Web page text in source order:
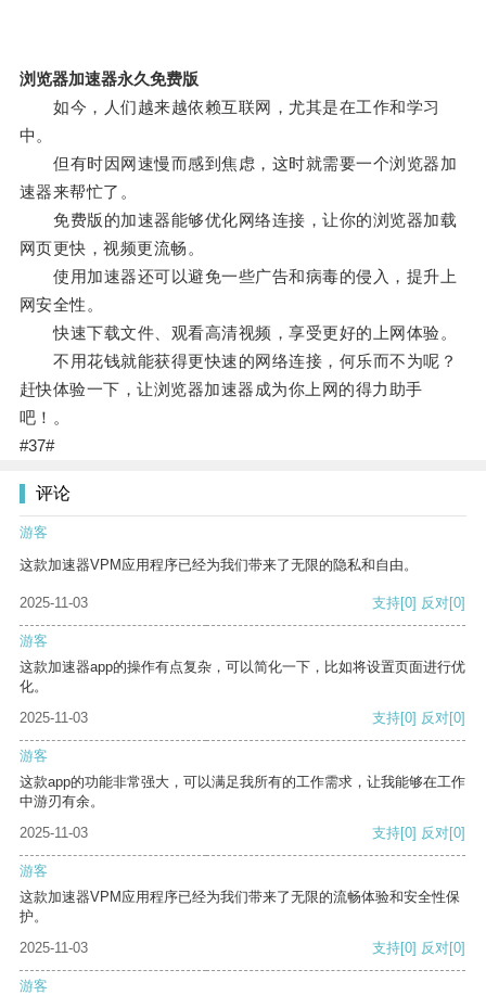
浏览器加速器永久免费版
如今，人们越来越依赖互联网，尤其是在工作和学习
中。
但有时因网速慢而感到焦虑，这时就需要一个浏览器加
速器来帮忙了。
免费版的加速器能够优化网络连接，让你的浏览器加载
网页更快，视频更流畅。
使用加速器还可以避免一些广告和病毒的侵入，提升上
网安全性。
快速下载文件、观看高清视频，享受更好的上网体验。
不用花钱就能获得更快速的网络连接，何乐而不为呢？
赶快体验一下，让浏览器加速器成为你上网的得力助手
吧！。
#37#
评论
游客
这款加速器VPM应用程序已经为我们带来了无限的隐私和自由。
2025-11-03 支持[0] 反对[0]
游客
这款加速器app的操作有点复杂，可以简化一下，比如将设置页面进行优
化。
2025-11-03
支持[0] 反对[0]
游客
这款app的功能非常强大，可以满足我所有的工作需求，让我能够在工作
中游刃有余。
2025-11-03
支持[0] 反对[0]
游客
这款加速器VPM应用程序已经为我们带来了无限的流畅体验和安全性保
护。
2025-11-03
支持[0] 反对[0]
游客